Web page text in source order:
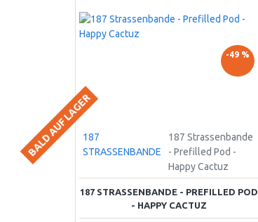
-49 %
BALD AUF LAGER187
STRASSENBANDE
187 Strassenbande
- Prefilled Pod -
Happy Cactuz
187 STRASSENBANDE - PREFILLED POD
- HAPPY CACTUZ